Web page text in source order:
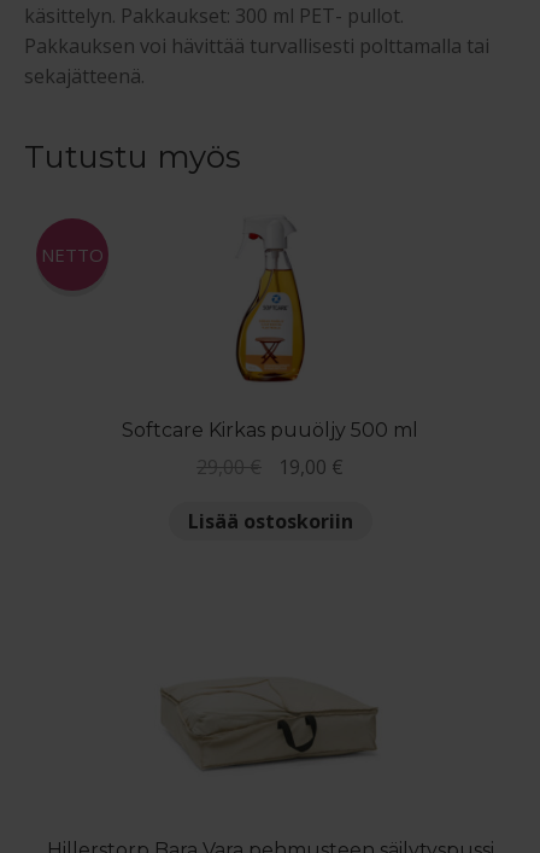
käsittelyn. Pakkaukset: 300 ml PET- pullot.
Pakkauksen voi hävittää turvallisesti polttamalla tai
sekajätteenä.
Tutustu myös
Softcare Kirkas puuöljy 500 ml
NETTO
29,00€
Alkuperäinen
oli:
19,00 €
on:
Lisää ostoskoriin